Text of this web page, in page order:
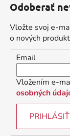
Odoberať
Vložte svoj e-
o nových
Email
Vložením e-
osobných